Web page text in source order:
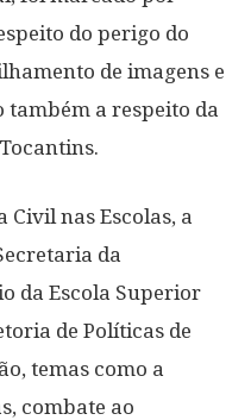
do perigo do
de imagens e
a respeito da
Civil nas Escolas, a
da
da Escola Superior
de Políticas de
temas como a
combate ao